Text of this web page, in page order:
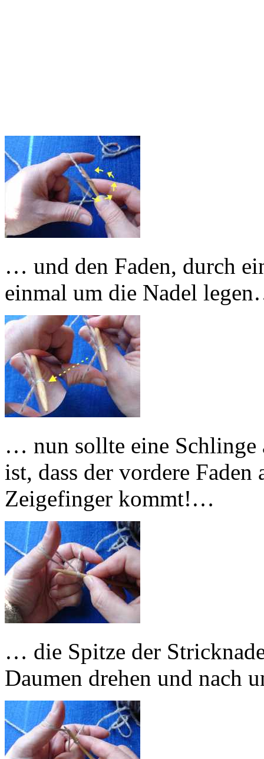
… und den Faden, durch
einmal um die Nadel
… nun sollte eine Schlinge
ist, dass der vordere
Zeigefinger kommt!…
… die Spitze der
Daumen drehen und nach